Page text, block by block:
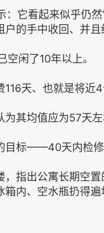
它看起来似乎仍然“
的手中收回、并且
闲了10年以上。
天、也就是将近
其均值应为57天左
目标——40天内检
指出公寓长期空
箱内、空水瓶扔得